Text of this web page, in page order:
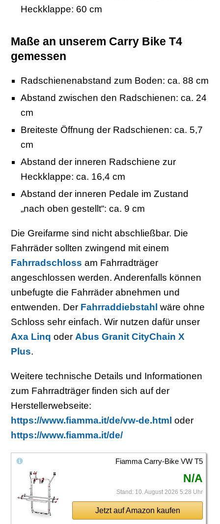
Heckklappe: 60 cm
Maße an unserem Carry Bike T4
gemessen
Radschienenabstand zum Boden: ca. 88 cm
Abstand zwischen den Radschienen: ca. 24
cm
Breiteste Öffnung der Radschienen: ca. 5,7
cm
Abstand der inneren Radschiene zur
Heckklappe: ca. 16,4 cm
Abstand der inneren Pedale im Zustand
„nach oben gestellt“: ca. 9 cm
Die Greifarme sind nicht abschließbar. Die
Fahrräder sollten zwingend mit einem
Fahrradschloss am Fahrradträger
angeschlossen werden. Anderenfalls können
unbefugte die Fahrräder abnehmen und
entwenden. Der Fahrraddiebstahl wäre ohne
Schloss sehr einfach. Wir nutzen dafür unser
Axa Linq oder Abus Granit CityChain X
Plus.
Weitere technische Details und Informationen
zum Fahrradträger finden sich auf der
Herstellerwebseite:
https://www.fiamma.it/de/vw-de.html oder
https://www.fiamma.it/de/
Fiamma Carry-Bike VW T5
N/A
Stand: 10. August 2026 5:28 Uhr
Jetzt auf Amazon kaufen